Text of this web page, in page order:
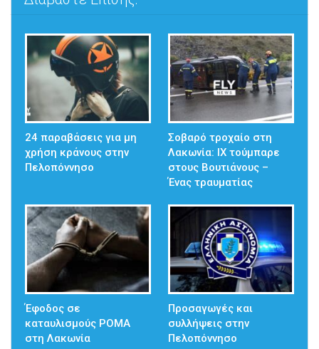
24 παραβάσεις για μη
χρήση κράνους στην
Πελοπόννησο
Σοβαρό τροχαίο στη
Λακωνία: ΙΧ τούμπαρε
στους Βουτιάνους –
Ένας τραυματίας
Έφοδος σε
καταυλισμούς ΡΟΜΑ
στη Λακωνία
Προσαγωγές και
συλλήψεις στην
Πελοπόννησο